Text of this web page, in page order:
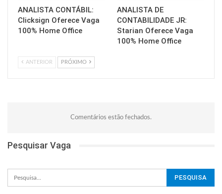
ANALISTA CONTÁBIL:
Clicksign Oferece Vaga
100% Home Office
ANALISTA DE
CONTABILIDADE JR:
Starian Oferece Vaga
100% Home Office
ANTERIOR PRÓXIMO
Comentários estão fechados.
Pesquisar Vaga